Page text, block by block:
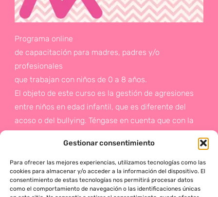
Gestionar consentimiento
Para ofrecer las mejores experiencias, utilizamos tecnologías como las
cookies para almacenar y/o acceder a la información del dispositivo. El
consentimiento de estas tecnologías nos permitirá procesar datos
como el comportamiento de navegación o las identificaciones únicas
Programa online
de capacitación para madres, padres y/o
profesionales
que trabajan con niños de 0 a 8 años.
El objeto de este curso es la gestión de agresiones
entre niños en edad infantil, que es diferente del
acoso o del bullying. Téngase en cuenta que con la
de la prevención a un problema que suele aparecer
en etapas posteriores como es el acoso.
Si deseas más información,